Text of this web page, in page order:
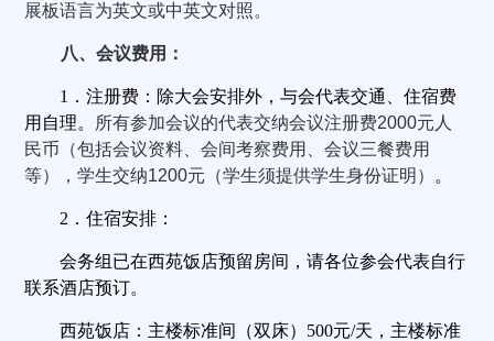
展板语言为英文或中英文对照。
八、会议费用：
1 ．注册费：除大会安排外，与会代表交通、住宿费
用自理。 所有参加会议的代表交纳会议注册费2000元人
民币（包括会议资料、会间考察费用、会议三餐费用
等），学生交纳1200元（学生须提供学生身份证明） 。
2 ．住宿安排：
会务组已在西苑饭店预留房间，请各位参会代表自行
联系酒店预订。
西苑饭店：主楼标准间（双床） 500元/天，主楼标准